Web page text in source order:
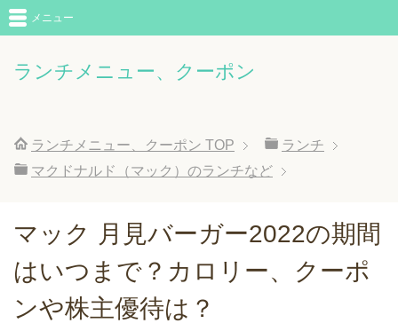
ランチメニュー、クーポン
メニュー
ランチメニュー、クーポン TOP
ランチ
マクドナルド（マック）のランチなど
マック 月見バーガー2022の期間
はいつまで？カロリー、クーポ
ンや株主優待は？